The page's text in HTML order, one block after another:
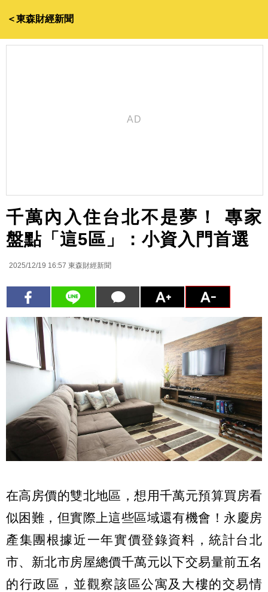
＜東森財經新聞
千萬內入住台北不是夢！ 專家
盤點「這5區」：小資入門首選
2025/12/19 16:57 東森財經新聞
在高房價的雙北地區，想用千萬元預算買房看
似困難，但實際上這些區域還有機會！永慶房
產集團根據近一年實價登錄資料，統計台北
市、新北市房屋總價千萬元以下交易量前五名
的行政區，並觀察該區公寓及大樓的交易情